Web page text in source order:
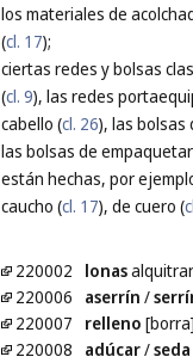
los materiales de
(cl. 17);
ciertas redes y bolsas
(cl. 9), las redes
cabello (cl. 26), las bolsas
las bolsas de
están hechas, por
caucho (cl. 17), de cuero (
220002 lonas
220006
aserrín /
220007
relleno
220008
adúcar/seda